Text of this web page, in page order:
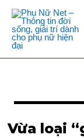
Vừa loại